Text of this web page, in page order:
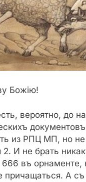
Божiю!
вероятно, до
из РПЦ МП, но
2. И не брать
въ орнаменте,
причащаться. А